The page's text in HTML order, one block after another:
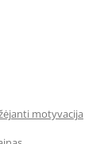
motyvacija